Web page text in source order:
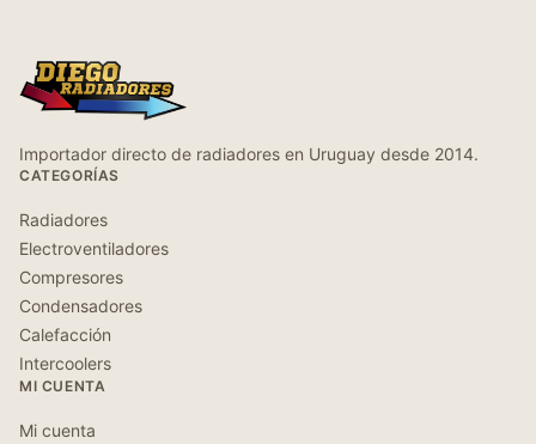
Importador directo de radiadores en Uruguay desde 2014.
CATEGORÍAS
Radiadores
Electroventiladores
Compresores
Condensadores
Calefacción
Intercoolers
MI CUENTA
Mi cuenta